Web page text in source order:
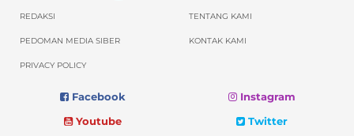
REDAKSI TENTANG KAMI
PEDOMAN MEDIA SIBER KONTAK KAMI
PRIVACY POLICY
Facebook
Instagram
Youtube
Twitter